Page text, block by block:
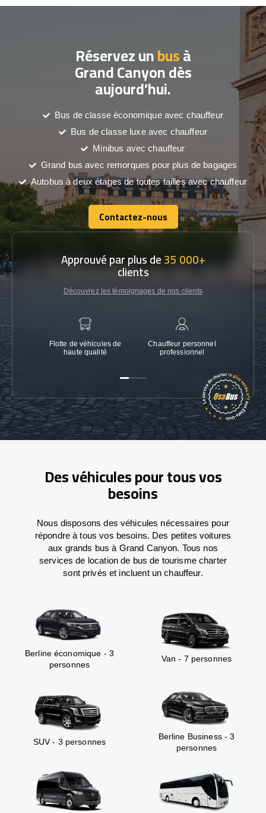
Réservez unbusà
Grand Canyon dès
aujourd’hui.
Bus de classe économique avec chauffeur
Bus de classe luxe avec chauffeur
Minibus avec chauffeur
Grand bus avec remorques pour plus de bagages
Autobus à deux étages de toutes tailles avec chauffeur
Contactez-nous
Contactez-nous
Approuvé par plus de35 000+
clients
Découvrez les témoignages de nos clients
Flotte de véhicules de
haute qualité
Chauffeur personnel
professionnel
Des véhicules pour tous vos
besoins
Nous disposons des véhicules nécessaires pour
répondre à tous vos besoins. Des petites voitures
aux grands bus à Grand Canyon. Tous nos
services de location de bus de tourisme charter
sont privés et incluent un chauffeur.
Berline économique - 3
personnes
Van - 7 personnes
SUV - 3 personnes
Berline Business - 3
personnes